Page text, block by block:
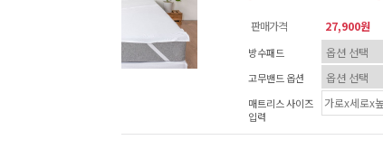
판매가격 27,900원
방수패드
고무밴드 옵션
매트리스 사이즈
입력